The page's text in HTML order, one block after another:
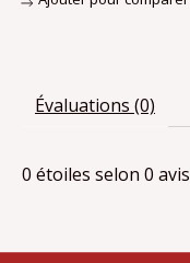
Évaluations (0)
0 étoiles selon 0 avis